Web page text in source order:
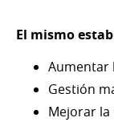
El mismo
Aumentar
Gestión
Mejorar la